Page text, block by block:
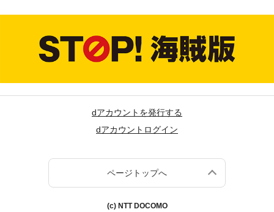
dアカウントを発行する
dアカウントログイン
ページトップへ
(c) NTT DOCOMO